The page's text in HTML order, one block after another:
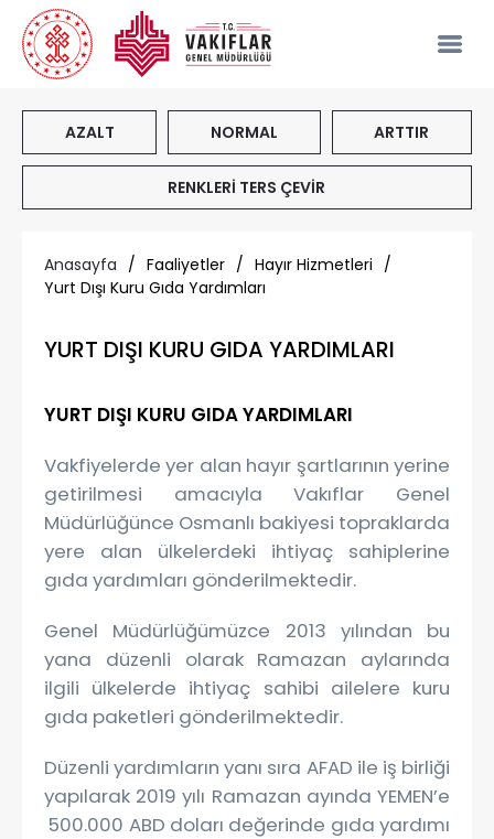
AZALT NORMAL ARTTIR
RENKLERİ TERS ÇEVİR
Anasayfa / Faaliyetler / Hayır Hizmetleri /
Yurt Dışı Kuru Gıda Yardımları
YURT DIŞI KURU GIDA YARDIMLARI
YURT DIŞI KURU GIDA YARDIMLARI
Vakfiyelerde yer alan hayır şartlarının yerine
getirilmesi amacıyla Vakıflar Genel
Müdürlüğünce Osmanlı bakiyesi topraklarda
yere alan ülkelerdeki ihtiyaç sahiplerine
gıda yardımları gönderilmektedir.
Genel Müdürlüğümüzce 2013 yılından bu
yana düzenli olarak Ramazan aylarında
ilgili ülkelerde ihtiyaç sahibi ailelere kuru
gıda paketleri gönderilmektedir.
Düzenli yardımların yanı sıra AFAD ile iş birliği
yapılarak 2019 yılı Ramazan ayında YEMEN’e
500.000 ABD doları değerinde gıda yardımı